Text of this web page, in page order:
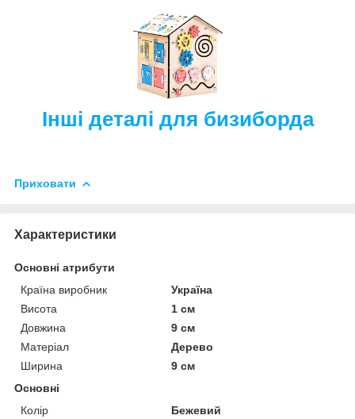
Інші деталі для бизиборда
Приховати
Характеристики
Основні атрибути
Країна виробник
Україна
Висота
1 см
Довжина
9 см
Матеріал
Дерево
Ширина
9 см
Основні
Колір
Бежевий